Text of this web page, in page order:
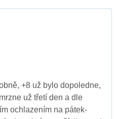
+8 už bylo dopoledne,
už třetí den a dle
ochlazením na pátek-